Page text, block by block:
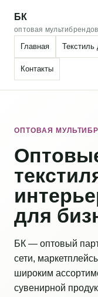
БК
оптовая
Главная Текстиль
Контакты
ОПТОВАЯ
для
БК — оптовый
сети,
широким
сувенирной